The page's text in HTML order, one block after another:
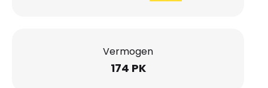
Vermogen
174 PK